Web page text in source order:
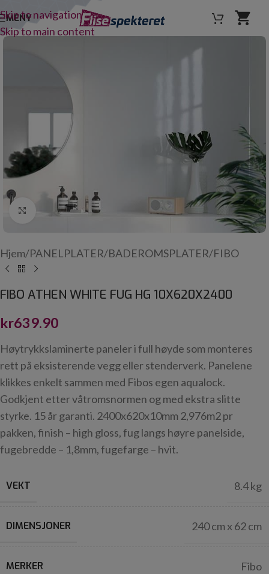
Skip to navigation
Skip to main content
MENY
Click to enlarge
Hjem/PANELPLATER/BADEROMSPLATER/FIBO
FIBO ATHEN WHITE FUG HG 10X620X2400
kr639.90
Høytrykkslaminerte paneler i full høyde som monteres
rett på eksisterende vegg eller stenderverk. Panelene
klikkes enkelt sammen med Fibos egen aqualock.
Godkjent etter våtromsnormen og med ekstra slitte
styrke. 15 år garanti. 2400x620x10mm 2,976m2 pr
pakken, finish – high gloss, fug langs høyre panelside,
fugebredde – 1,8mm, fugefarge – hvit.
VEKT 8.4 kg
DIMENSJONER 240 cm x 62 cm
MERKER Fibo